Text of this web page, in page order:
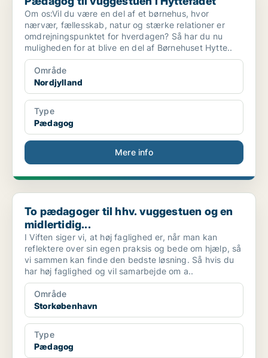
Om os:Vil du være en del af et børnehus, hvor
nærvær, fællesskab, natur og stærke relationer er
omdrejningspunktet for hverdagen? Så har du nu
muligheden for at blive en del af Børnehuset Hytte..
Område
Nordjylland
Type
Pædagog
Mere info
To pædagoger til hhv. vuggestuen og en midlertidig...
To pædagoger til hhv. vuggestuen og en
midlertidig...
I Viften siger vi, at høj faglighed er, når man kan
reflektere over sin egen praksis og bede om hjælp, så
vi sammen kan finde den bedste løsning. Så hvis du
har høj faglighed og vil samarbejde om a..
Område
Storkøbenhavn
Type
Pædagog